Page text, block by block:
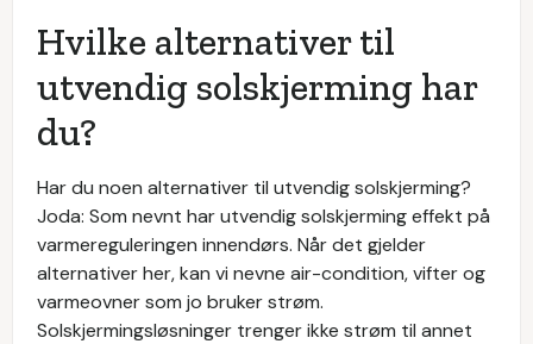
Hvilke alternativer til
utvendig solskjerming har
du?
Har du noen alternativer til utvendig solskjerming?
Joda: Som nevnt har utvendig solskjerming effekt på
varmereguleringen innendørs. Når det gjelder
alternativer her, kan vi nevne air-condition, vifter og
varmeovner som jo bruker strøm.
Solskjermingsløsninger trenger ikke strøm til annet